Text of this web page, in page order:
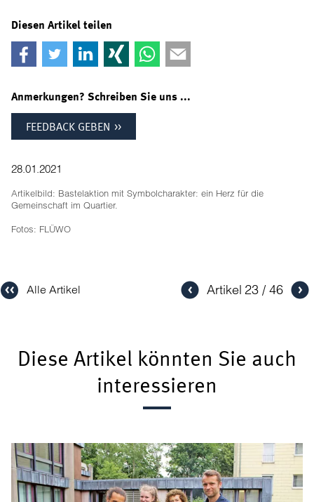
Diesen Artikel teilen
Anmerkungen? Schreiben Sie uns ...
FEEDBACK GEBEN
28.01.2021
Artikelbild: Bastelaktion mit Symbolcharakter: ein Herz für die
Gemeinschaft im Quartier.
Fotos: FLÜWO
Alle Artikel Artikel 23 46
Diese Artikel könnten Sie auch
interessieren